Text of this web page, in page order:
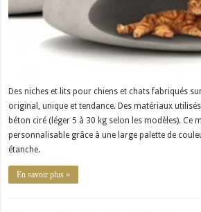
Des niches et lits pour chiens et chats fabriqués
original, unique et tendance. Des matériaux
béton ciré (léger 5 à 30 kg selon les modèles). Ce
personnalisable grâce à une large palette de
étanche.
En savoir plus »